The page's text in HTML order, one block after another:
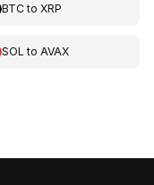
BTCto XRP
SOL to AVAX